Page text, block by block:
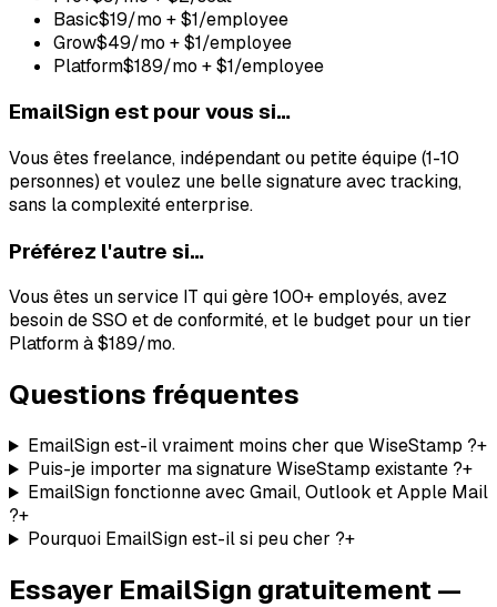
Basic$19/mo + $1/employee
Grow$49/mo + $1/employee
Platform$189/mo + $1/employee
EmailSign est pour vous si…
Vous êtes freelance, indépendant ou petite équipe (1-10
personnes) et voulez une belle signature avec tracking,
sans la complexité enterprise.
Préférez l'autre si…
Vous êtes un service IT qui gère 100+ employés, avez
besoin de SSO et de conformité, et le budget pour un tier
Platform à $189/mo.
Questions fréquentes
EmailSign est-il vraiment moins cher que WiseStamp ?+
Puis-je importer ma signature WiseStamp existante ?+
EmailSign fonctionne avec Gmail, Outlook et Apple Mail
?+
Pourquoi EmailSign est-il si peu cher ?+
Essayer EmailSign gratuitement —